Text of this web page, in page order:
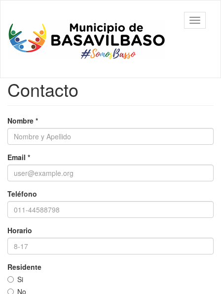
contenido
principal
Toggle
Contacto
Nombre *
Email *
Teléfono
Horario
Residente
Si
No